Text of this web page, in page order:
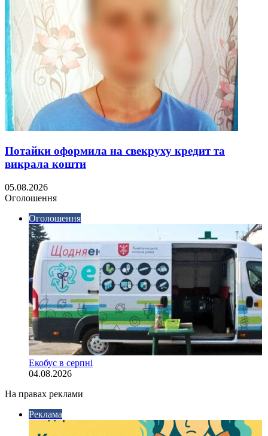
Потайки оформила на свекруху кредит та
викрала кошти
05.08.2026
Оголошення
Оголошення
Екобус в серпні
04.08.2026
На правах реклами
Реклама